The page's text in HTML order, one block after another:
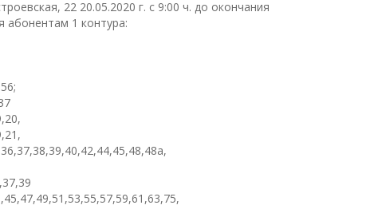
22 20.05.2020 г. с 9:00 ч. до окончания
абонентам 1 контура: